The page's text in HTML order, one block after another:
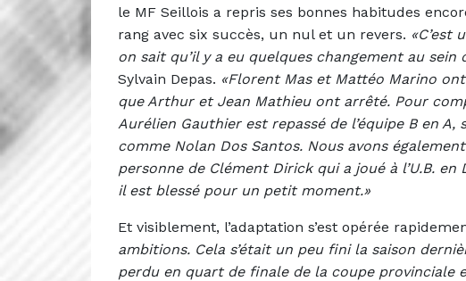
le MF Seillois a repris ses bonnes habitudes
rang avec six succès, un nul et un revers. «C’est
on sait qu’il y a eu quelques changement au sein
Sylvain Depas. «Florent Mas et Mattéo Marino
que Arthur et Jean Mathieu ont arrêté. Pour
Aurélien Gauthier est repassé de l’équipe B en
comme Nolan Dos Santos. Nous avons
personne de Clément Dirick qui a joué à l’U.B. en
il est blessé pour un petit moment.»
Et visiblement, l’adaptation s’est opérée
ambitions. Cela s’était un peu fini la saison
perdu en quart de finale de la coupe provinciale